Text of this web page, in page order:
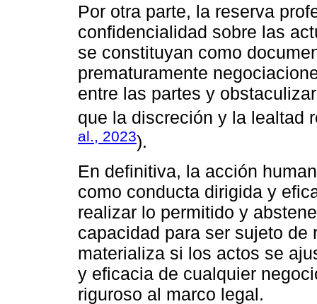
Por otra parte, la reserva
confidencialidad sobre las
se constituyan como
prematuramente
entre las partes y
que la discreción y la lealtad
al., 2023).
En definitiva, la acción
como conducta dirigida y
realizar lo permitido y
capacidad para ser sujeto
materializa si los actos se
y eficacia de cualquier
riguroso al marco legal.